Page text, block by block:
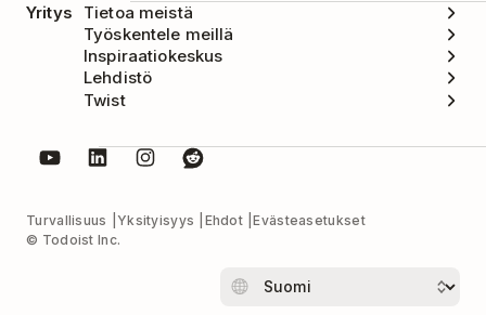
Yritys
Tietoa meistä
Työskentele meillä
Inspiraatiokeskus
Lehdistö
Twist
Turvallisuus Yksityisyys Ehdot
Evästeasetukset
© Todoist Inc.